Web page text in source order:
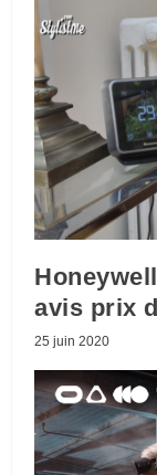
avis prix
25 juin 2020